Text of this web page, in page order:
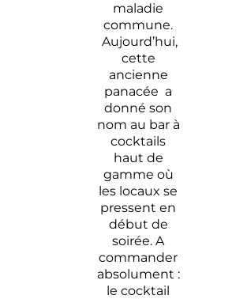
maladie
commune.
Aujourd’hui,
cette
ancienne
panacée a
donné son
nom au bar à
cocktails
haut de
gamme où
les locaux se
pressent en
début de
soirée. A
commander
absolument :
le cocktail